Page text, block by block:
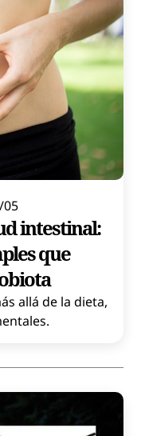
05
intestinal:
que
allá de la dieta,